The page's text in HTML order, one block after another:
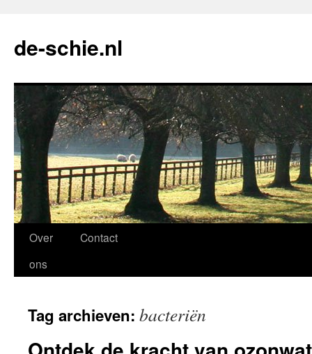
de-schie.nl
Spring
naar
inhoud
Over
ons
Contact
Tag archieven: bacteriën